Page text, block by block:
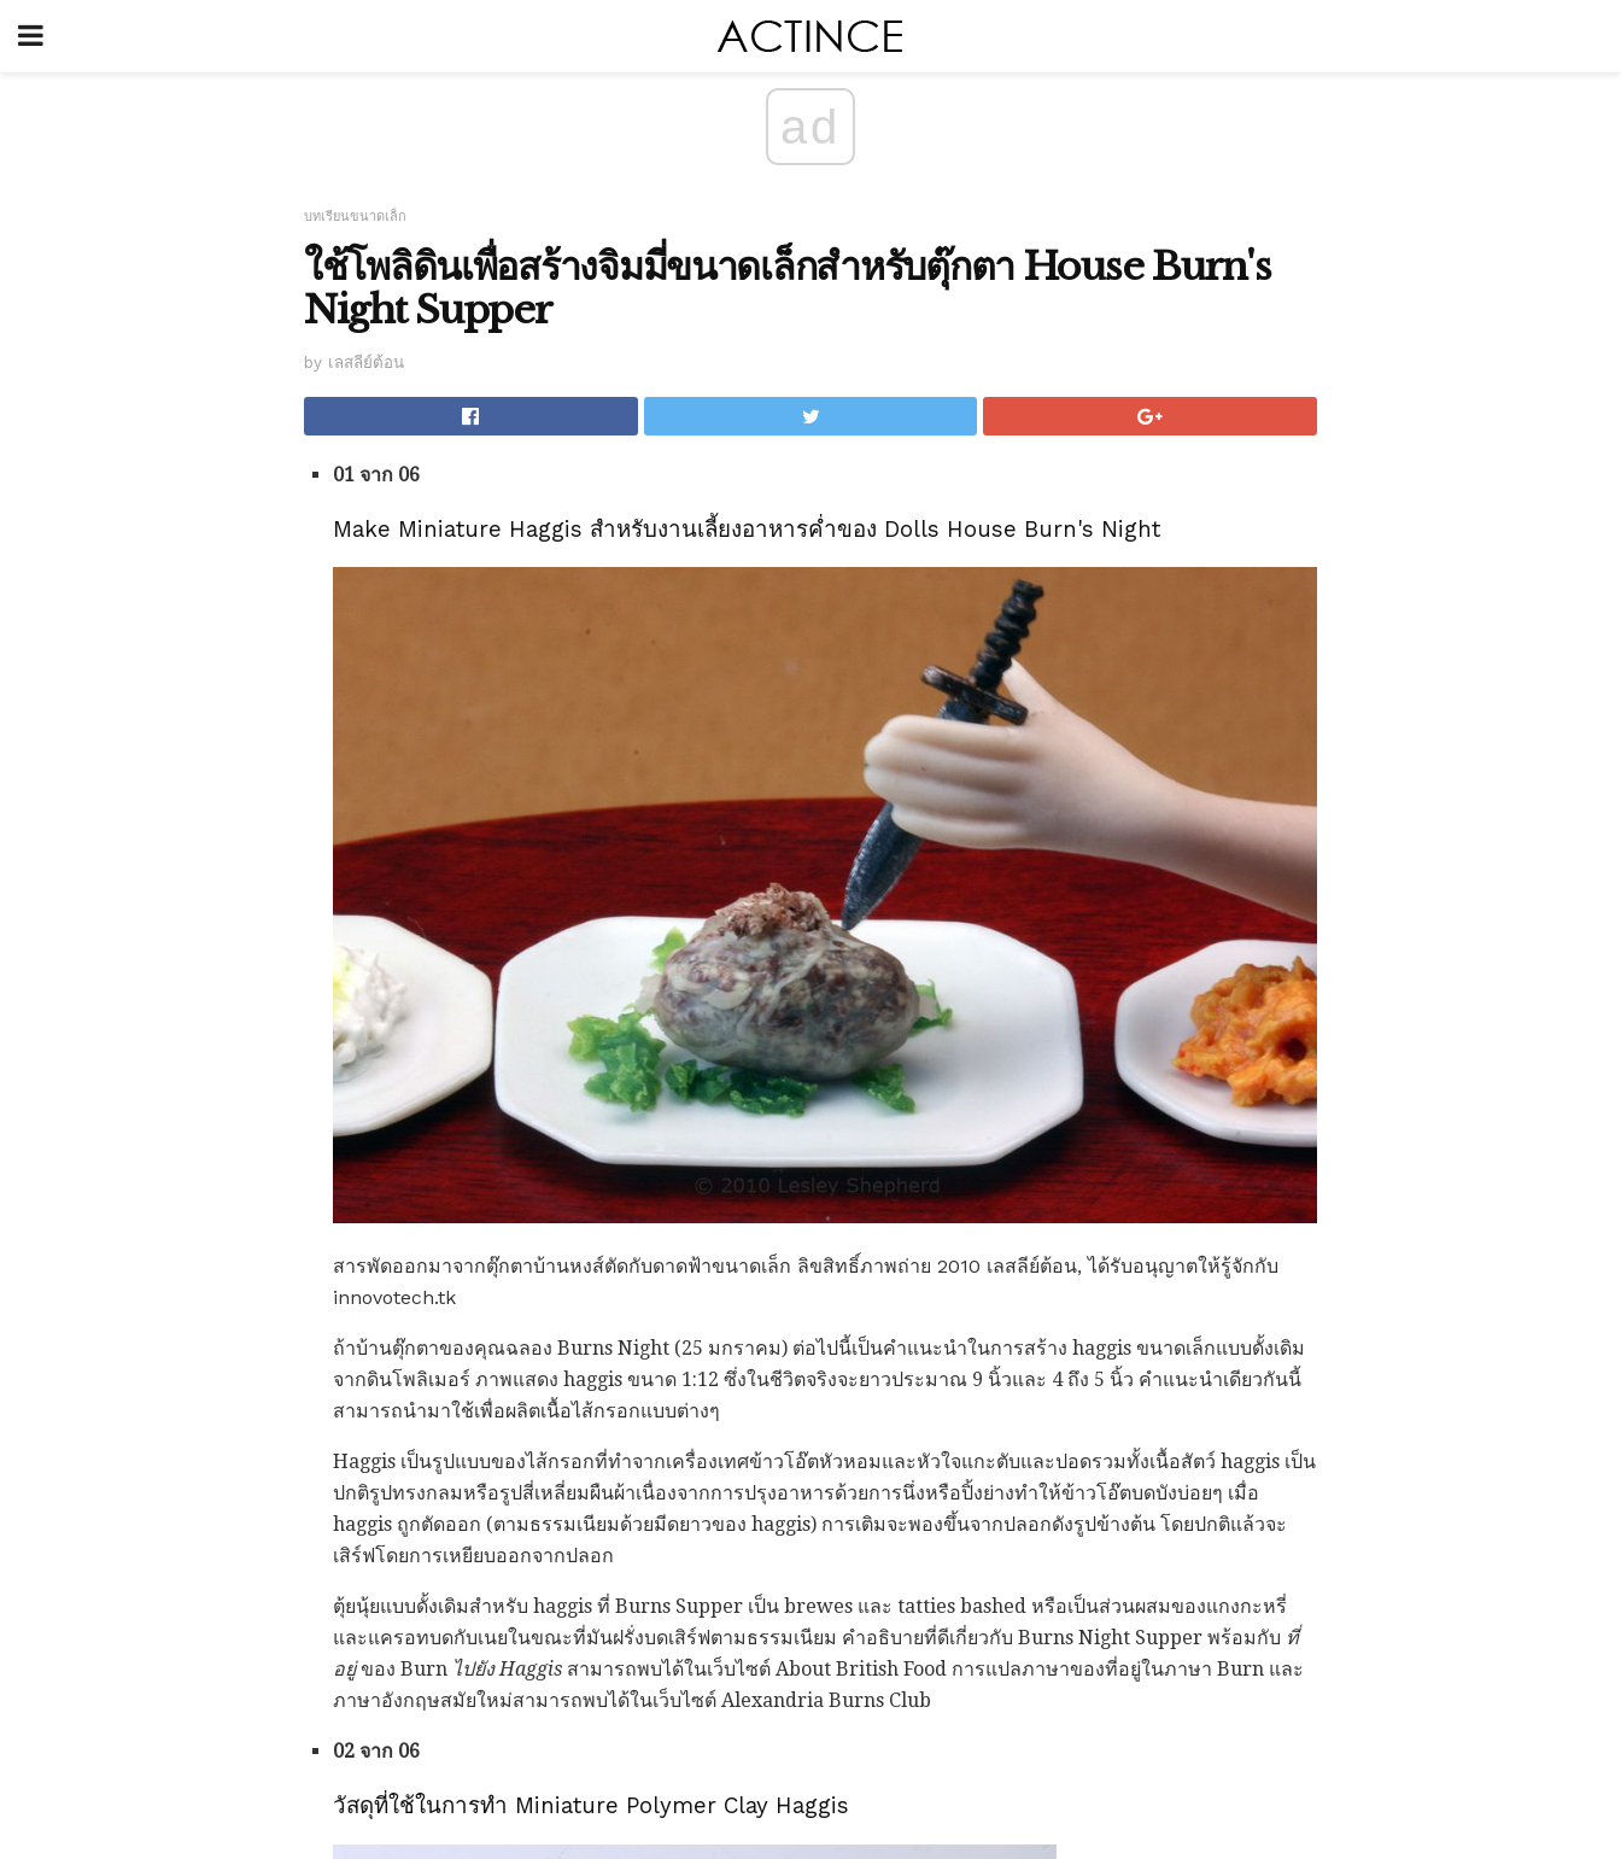
ad
บทเรียนขนาดเล็ก
ใช้โพลิดินเพื่อสร้างจิมมี่ขนาดเล็กสำหรับตุ๊กตา House Burn's
Night Supper
by เลสลีย์ต้อน
01 จาก 06
Make Miniature Haggis สำหรับงานเลี้ยงอาหารค่ำของ Dolls House Burn's Night
สารพัดออกมาจากตุ๊กตาบ้านหงส์ตัดกับดาดฟ้าขนาดเล็ก ลิขสิทธิ์ภาพถ่าย 2010 เลสลีย์ต้อน, ได้รับอนุญาตให้รู้จักกับ
innovotech.tk
ถ้าบ้านตุ๊กตาของคุณฉลอง Burns Night (25 มกราคม) ต่อไปนี้เป็นคำแนะนำในการสร้าง haggis ขนาดเล็กแบบดั้งเดิม
จากดินโพลิเมอร์ ภาพแสดง haggis ขนาด 1:12 ซึ่งในชีวิตจริงจะยาวประมาณ 9 นิ้วและ 4 ถึง 5 นิ้ว คำแนะนำเดียวกันนี้
สามารถนำมาใช้เพื่อผลิตเนื้อไส้กรอกแบบต่างๆ
Haggis เป็นรูปแบบของไส้กรอกที่ทำจากเครื่องเทศข้าวโอ๊ตหัวหอมและหัวใจแกะตับและปอดรวมทั้งเนื้อสัตว์ haggis เป็น
ปกติรูปทรงกลมหรือรูปสี่เหลี่ยมผืนผ้าเนื่องจากการปรุงอาหารด้วยการนึ่งหรือปิ้งย่างทำให้ข้าวโอ๊ตบดบังบ่อยๆ เมื่อ
haggis ถูกตัดออก (ตามธรรมเนียมด้วยมีดยาวของ haggis) การเติมจะพองขึ้นจากปลอกดังรูปข้างต้น โดยปกติแล้วจะ
เสิร์ฟโดยการเหยียบออกจากปลอก
ตุ้ยนุ้ยแบบดั้งเดิมสำหรับ haggis ที่ Burns Supper เป็น brewes และ tatties bashed หรือเป็นส่วนผสมของแกงกะหรี่
และแครอทบดกับเนยในขณะที่มันฝรั่งบดเสิร์ฟตามธรรมเนียม คำอธิบายที่ดีเกี่ยวกับ Burns Night Supper พร้อมกับ ที่
อยู่ของ Burn ไปยัง Haggis สามารถพบได้ในเว็บไซต์ About British Food การแปลภาษาของที่อยู่ในภาษา Burn และ
ภาษาอังกฤษสมัยใหม่สามารถพบได้ในเว็บไซต์ Alexandria Burns Club
02 จาก 06
วัสดุที่ใช้ในการทำ Miniature Polymer Clay Haggis